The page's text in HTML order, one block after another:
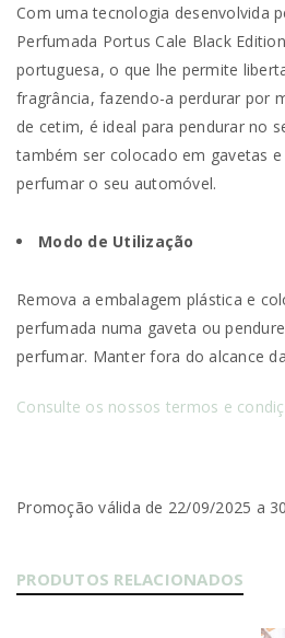
Com uma tecnologia desenvolvida
Perfumada Portus Cale Black
portuguesa, o que lhe permite
fragrância, fazendo-a perdurar por
de cetim, é ideal para pendurar no
também ser colocado em gavetas
perfumar o seu automóvel.
Modo de Utilização
Remova a embalagem plástica e
perfumada numa gaveta ou
perfumar. Manter fora do alcance
Consulte os nossos termos e
Promoção válida de 22/09/2025 a
PRODUTOS RELACIONADOS